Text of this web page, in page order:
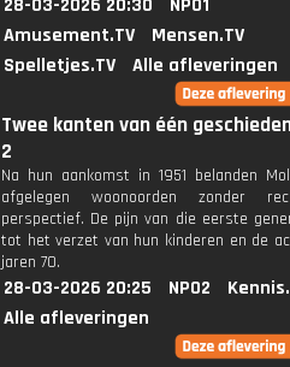
28-03-2026 20:30
NPO1
Amusement.TV
Mensen.TV
Spelletjes.TV
Alle afleveringen
Twee kanten van één
2
Na hun aankomst in 1951 belanden
afgelegen woonoorden zonder
perspectief. De pijn van die eerste
tot het verzet van hun kinderen en de
jaren 70.
28-03-2026 20:25 NPO2
Alle afleveringen